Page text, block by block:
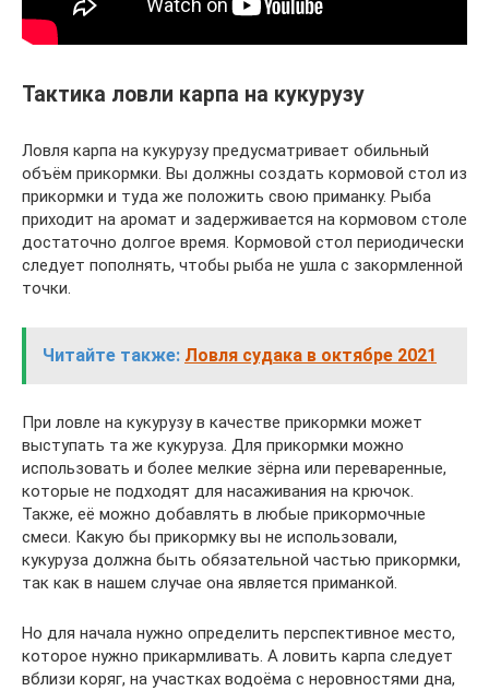
Тактика ловли карпа на кукурузу
Ловля карпа на кукурузу предусматривает обильный
объём прикормки. Вы должны создать кормовой стол из
прикормки и туда же положить свою приманку. Рыба
приходит на аромат и задерживается на кормовом столе
достаточно долгое время. Кормовой стол периодически
следует пополнять, чтобы рыба не ушла с закормленной
точки.
Читайте также: Ловля судака в октябре 2021
При ловле на кукурузу в качестве прикормки может
выступать та же кукуруза. Для прикормки можно
использовать и более мелкие зёрна или переваренные,
которые не подходят для насаживания на крючок.
Также, её можно добавлять в любые прикормочные
смеси. Какую бы прикормку вы не использовали,
кукуруза должна быть обязательной частью прикормки,
так как в нашем случае она является приманкой.
Но для начала нужно определить перспективное место,
которое нужно прикармливать. А ловить карпа следует
вблизи коряг, на участках водоёма с неровностями дна,